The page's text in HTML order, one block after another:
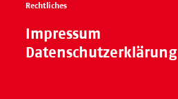
Rechtliches
Impressum
Datenschutzerklärung